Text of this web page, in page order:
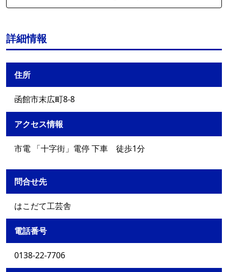
詳細情報
住所
函館市末広町8-8
アクセス情報
市電 「十字街」電停 下車 徒歩1分
問合せ先
はこだて工芸舎
電話番号
0138-22-7706